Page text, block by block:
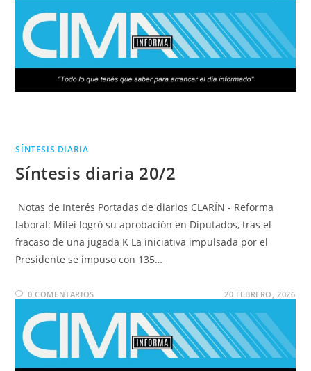
SÍNTESIS DIARIA
Síntesis diaria 20/2
Notas de Interés Portadas de diarios CLARÍN - Reforma
laboral: Milei logró su aprobación en Diputados, tras el
fracaso de una jugada K La iniciativa impulsada por el
Presidente se impuso con 135…
0 COMENTARIOS 20 FEBRERO, 2026